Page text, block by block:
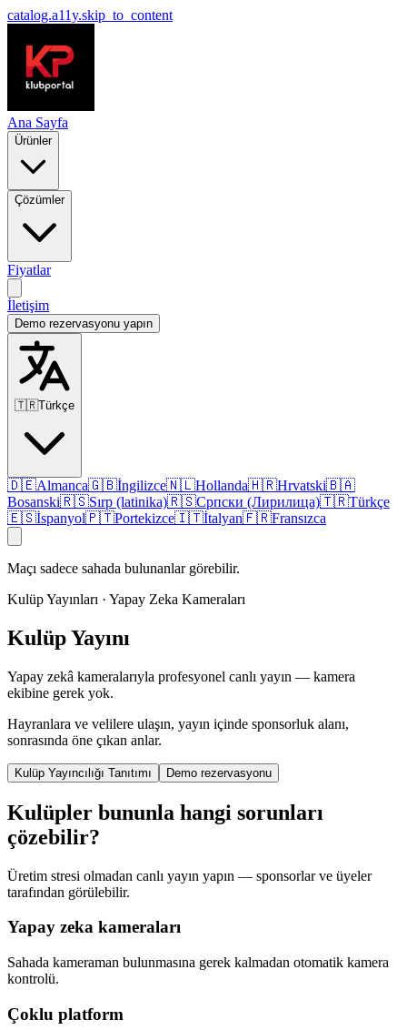
catalog.a11y.skip_to_content
Ana Sayfa
Ürünler
Çözümler
Fiyatlar
İletişim
Demo rezervasyonu yapın
🇹🇷Türkçe
🇩🇪Almanca🇬🇧İngilizce🇳🇱Hollanda🇭🇷Hrvatski🇧🇦
Bosanski🇷🇸Sırp (latinika)🇷🇸Српски (Лирилица)🇹🇷Türkçe
🇪🇸İspanyol🇵🇹Portekizce🇮🇹İtalyan🇫🇷Fransızca
Maçı sadece sahada bulunanlar görebilir.
Kulüp Yayınları · Yapay Zeka Kameraları
Kulüp Yayını
Yapay zekâ kameralarıyla profesyonel canlı yayın — kamera
ekibine gerek yok.
Hayranlara ve velilere ulaşın, yayın içinde sponsorluk alanı,
sonrasında öne çıkan anlar.
Kulüp Yayıncılığı Tanıtımı Demo rezervasyonu
Kulüpler bununla hangi sorunları
çözebilir?
Üretim stresi olmadan canlı yayın yapın — sponsorlar ve üyeler
tarafından görülebilir.
Yapay zeka kameraları
Sahada kameraman bulunmasına gerek kalmadan otomatik kamera
kontrolü.
Çoklu platform